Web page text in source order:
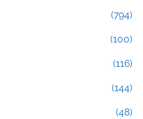
(794)
(100)
(116)
(144)
(48)